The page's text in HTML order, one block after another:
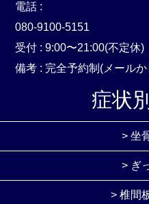
電話 :
080-9100-5151
受付 : 9:00〜21:00(不定休)
備考 : 完全予約制(メール
症状
> 坐
> ぎ
> 椎間